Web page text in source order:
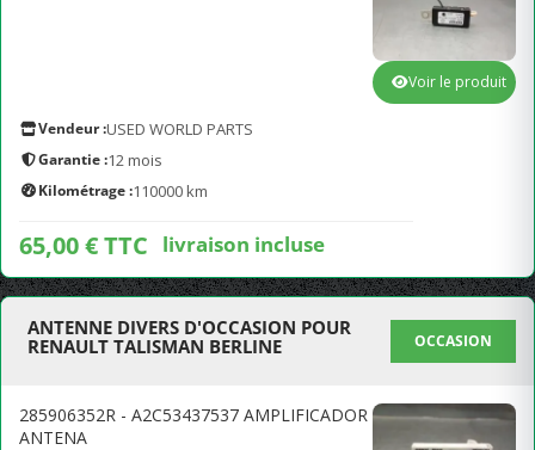
Vendeur :USED WORLD PARTS
Garantie :12 mois
Kilométrage :110000 km
65,00 € TTC livraison incluse
Voir le produit
ANTENNE DIVERS D'OCCASION POUR
RENAULT TALISMAN BERLINE
OCCASION
285906352R - A2C53437537 AMPLIFICADOR
ANTENA